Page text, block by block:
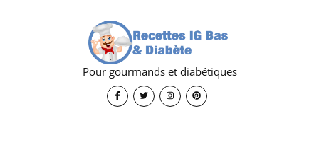
Pour gourmands et diabétiques